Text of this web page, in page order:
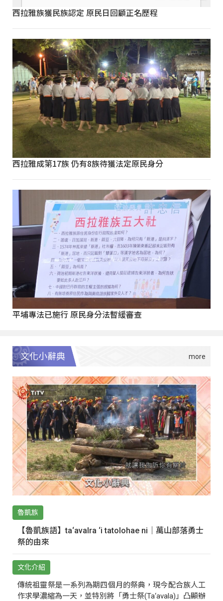
西拉雅族獲民族認定 原民日回顧正名歷程
西拉雅成第17族 仍有8族待獲法定原民身分
平埔專法已施行 原民身分法暫緩審查
文化小辭典
魯凱族
【魯凱族語】ta‘avalra ‘i tatolohae ni｜萬山部落勇士
祭的由來
文化介紹
傳統祖靈祭是一系列為期四個月的祭典，現今配合族人工
作求學濃縮為一天，並特別將「勇士祭(Ta‘avala)」凸顯辦